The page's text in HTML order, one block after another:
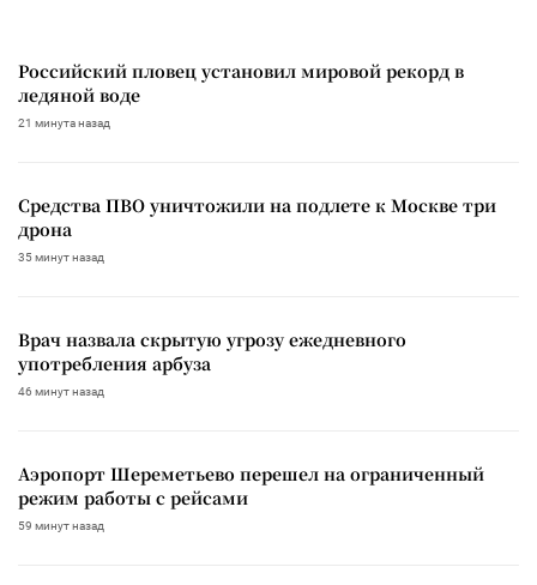
Российский пловец установил мировой рекорд в
ледяной воде
21 минута назад
Средства ПВО уничтожили на подлете к Москве три
дрона
35 минут назад
Врач назвала скрытую угрозу ежедневного
употребления арбуза
46 минут назад
Аэропорт Шереметьево перешел на ограниченный
режим работы с рейсами
59 минут назад